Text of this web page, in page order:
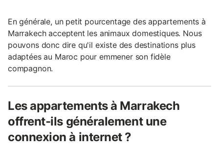
En générale, un petit pourcentage des appartements à
Marrakech acceptent les animaux domestiques. Nous
pouvons donc dire qu'il existe des destinations plus
adaptées au Maroc pour emmener son fidèle
compagnon.
Les appartements à Marrakech
offrent-ils généralement une
connexion à internet ?